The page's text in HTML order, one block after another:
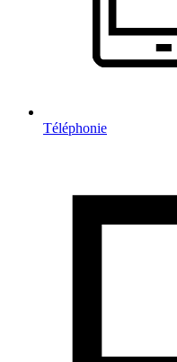
Téléphonie